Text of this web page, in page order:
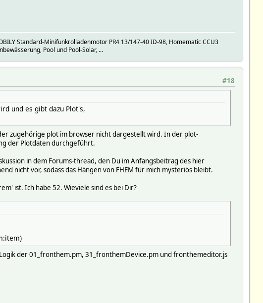
Standard-Minifunkrolladenmotor PR4 13/147-40 ID-98, Homematic CCU3
Pool und Pool-Solar, ...
#18
und es gibt dazu Plot's,
zugehörige plot im browser nicht dargestellt wird. In der plot-
der Plotdaten durchgeführt.
in dem Forums-thread, den Du im Anfangsbeitrag des hier
nicht vor, sodass das Hängen von FHEM für mich mysteriös bleibt.
ist. Ich habe 52. Wieviele sind es bei Dir?
der 01_fronthem.pm, 31_fronthemDevice.pm und fronthemeditor.js